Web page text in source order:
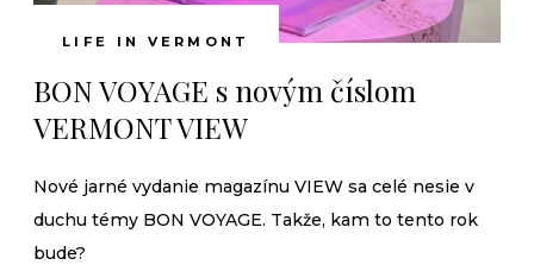
LIFE IN VERMONT
BON VOYAGE s novým číslom
VERMONT VIEW
Nové jarné vydanie magazínu VIEW sa celé nesie v
duchu témy BON VOYAGE. Takže, kam to tento rok
bude?